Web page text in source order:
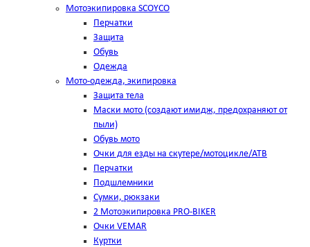
Мотоэкипировка SCOYCO
Перчатки
Защита
Обувь
Одежда
Мото-одежда, экипировка
Защита тела
Маски мото (создают имидж, предохраняют от
пыли)
Обувь мото
Очки для езды на скутере/мотоцикле/АТВ
Перчатки
Подшлемники
Сумки, рюкзаки
2 Мотоэкипировка PRO-BIKER
Очки VEMAR
Куртки